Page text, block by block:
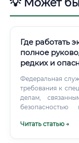
💡 Может
Где работать
полное
редких и
Федеральная
требования к
делам,
соответствующую
Читать статью →